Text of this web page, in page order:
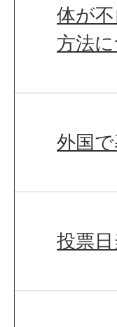
体が
方法に
外国
投票